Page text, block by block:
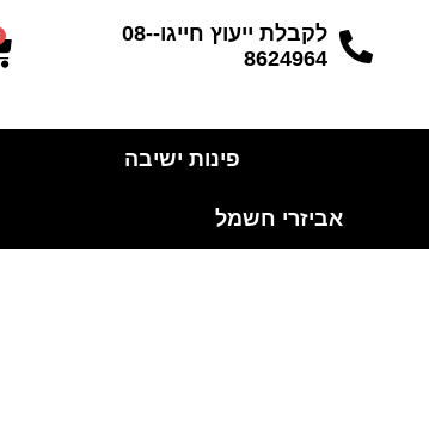
לקבלת ייעוץ חייגו-08-
8624964
פינות ישיבה
אביזרי חשמל